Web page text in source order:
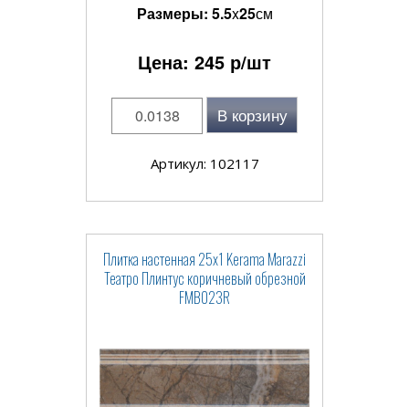
Размеры: 5.5x25см
Цена: 245 р/шт
В корзину
Артикул: 102117
Плитка настенная 25x1 Kerama Marazzi
Театро Плинтус коричневый обрезной
FMB023R